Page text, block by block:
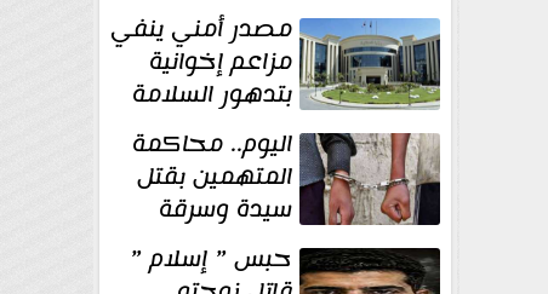
غسل الأموال
مصدر أمني ينفي
مزاعم إخوانية
بتدهور السلامة
الإنشائية لأحد
مراكز الإصلاح والتأهيل
اليوم.. محاكمة
المتهمين بقتل
سيدة وسرقة
ذهبها في بولاق
الدكرور حبس ” إسلام ”